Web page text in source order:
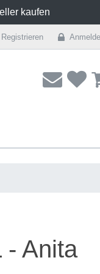
kaufen
Registrieren
AA Cup
- Anita